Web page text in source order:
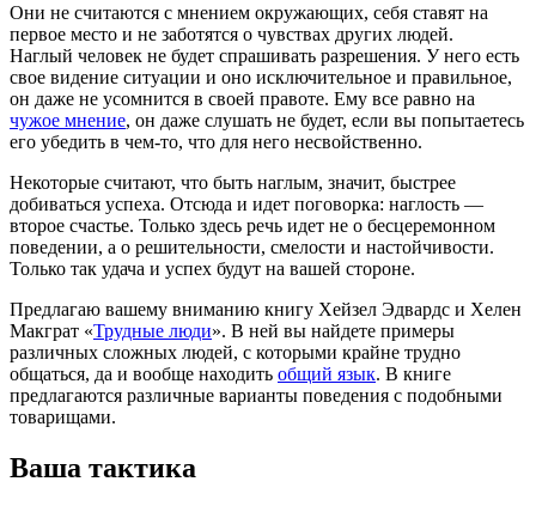
Они не считаются с мнением окружающих, себя ставят на
первое место и не заботятся о чувствах других людей.
Наглый человек не будет спрашивать разрешения. У него есть
свое видение ситуации и оно исключительное и правильное,
он даже не усомнится в своей правоте. Ему все равно на
чужое мнение, он даже слушать не будет, если вы попытаетесь
его убедить в чем-то, что для него несвойственно.
Некоторые считают, что быть наглым, значит, быстрее
добиваться успеха. Отсюда и идет поговорка: наглость —
второе счастье. Только здесь речь идет не о бесцеремонном
поведении, а о решительности, смелости и настойчивости.
Только так удача и успех будут на вашей стороне.
Предлагаю вашему вниманию книгу Хейзел Эдвардс и Хелен
Макграт «Трудные люди». В ней вы найдете примеры
различных сложных людей, с которыми крайне трудно
общаться, да и вообще находить общий язык. В книге
предлагаются различные варианты поведения с подобными
товарищами.
Ваша тактика